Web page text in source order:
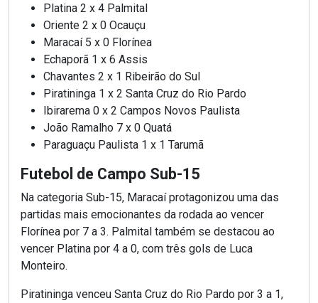
Platina 2 x 4 Palmital
Oriente 2 x 0 Ocauçu
Maracaí 5 x 0 Florínea
Echaporã 1 x 6 Assis
Chavantes 2 x 1 Ribeirão do Sul
Piratininga 1 x 2 Santa Cruz do Rio Pardo
Ibirarema 0 x 2 Campos Novos Paulista
João Ramalho 7 x 0 Quatá
Paraguaçu Paulista 1 x 1 Tarumã
Futebol de Campo Sub-15
Na categoria Sub-15, Maracaí protagonizou uma das
partidas mais emocionantes da rodada ao vencer
Florínea por 7 a 3. Palmital também se destacou ao
vencer Platina por 4 a 0, com três gols de Luca
Monteiro.
Piratininga venceu Santa Cruz do Rio Pardo por 3 a 1,